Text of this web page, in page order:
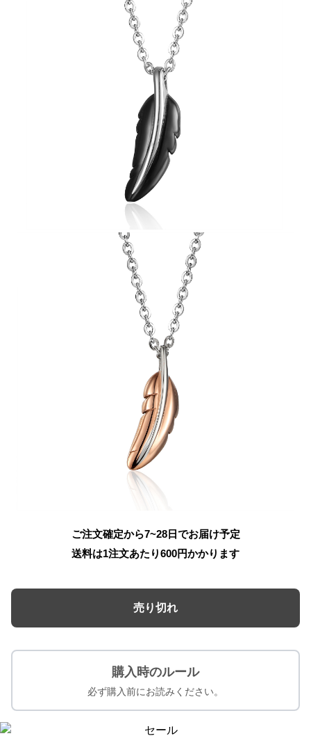
ご注文確定から7~28日でお届け予定
送料は1注文あたり600円かかります
売り切れ
購入時のルール
必ず購入前にお読みください。